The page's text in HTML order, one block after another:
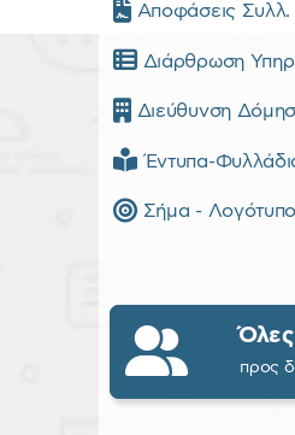
Αποφάσεις
Διάρθρωση
Διεύθυνση
Έντυπα-
Σήμα -
Όλες
προς